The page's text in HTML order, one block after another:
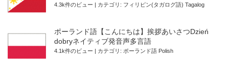
4.3k件のビュー カテゴリ: フィリピン(タガログ語) Tagalog
ポーランド語【こんにちは】挨拶あいさつDzień
dobryネイティブ発音声多言語
4.1k件のビュー カテゴリ: ポーランド語 Polish